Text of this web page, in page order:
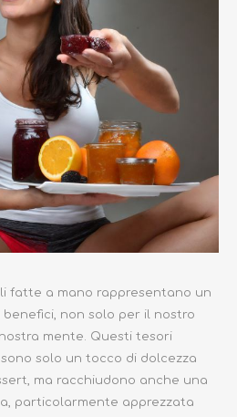
fatte a mano rappresentano un
non solo per il nostro
mente. Questi tesori
solo un tocco di dolcezza
ma racchiudono anche una
particolarmente apprezzata